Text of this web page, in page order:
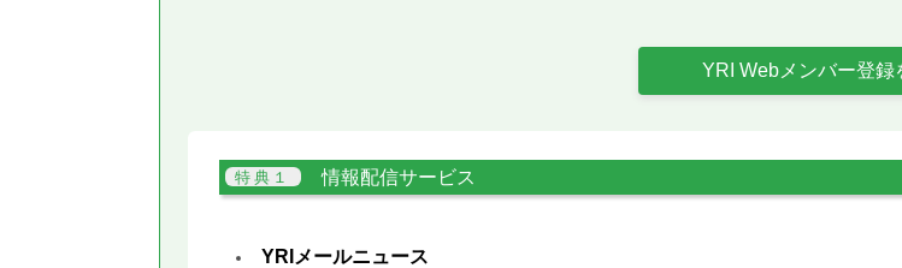
YRI Webメンバー登録
情報配信サービス
YRIメールニュース